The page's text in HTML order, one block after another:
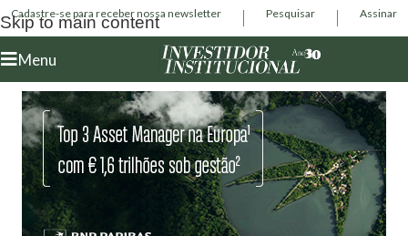
Skip to main content
Cadastre-se para receber nossa newsletter Pesquisar Assinar
Menu